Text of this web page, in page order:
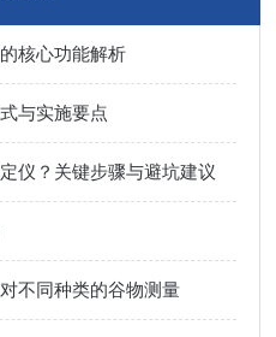
核心功能解析
与实施要点
仪？关键步骤与避坑建议
不同种类的谷物测量